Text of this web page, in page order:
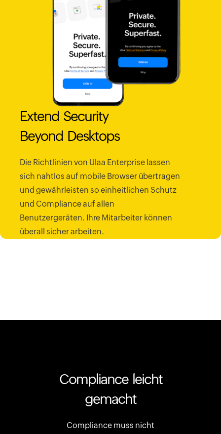
Extend Security
Beyond Desktops
Die Richtlinien von Ulaa Enterprise lassen
sich nahtlos auf mobile Browser übertragen
und gewährleisten so einheitlichen Schutz
und Compliance auf allen
Benutzergeräten. Ihre Mitarbeiter können
überall sicher arbeiten.
Compliance leicht
gemacht
Compliance muss nicht